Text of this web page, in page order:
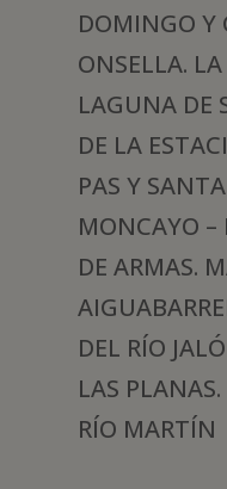
DOMINGO Y
ONSELLA.
LAGUNA DE
DE LA
PAS Y
MONCAYO –
DE ARMAS.
DEL RÍO
LAS
RÍO MARTÍN